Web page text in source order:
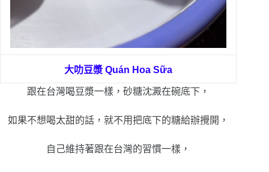
大叻豆漿Quán Hoa Sữa
跟在台灣喝豆漿一樣，砂糖沈澱在碗底下，
如果不想喝太甜的話，就不用把底下的糖給辦攪開，
自己維持著跟在台灣的習慣一樣，